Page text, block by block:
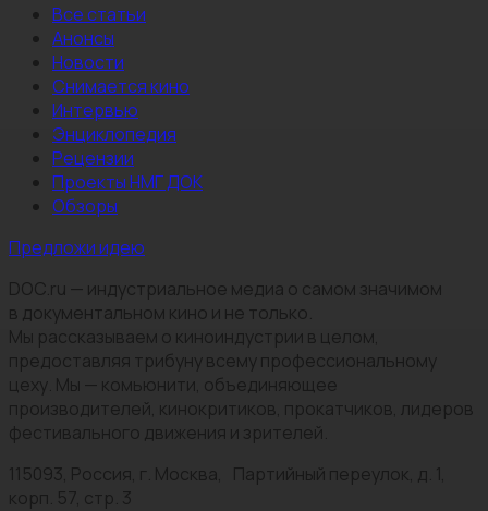
Все статьи
Анонсы
Новости
Снимается кино
Интервью
Энциклопедия
Рецензии
Проекты НМГ ДОК
Обзоры
Предложи идею
DOC.ru — индустриальное медиа о самом значимом
в документальном кино и не только.
Мы рассказываем о киноиндустрии в целом,
предоставляя трибуну всему профессиональному
цеху. Мы — комьюнити, объединяющее
производителей, кинокритиков, прокатчиков, лидеров
фестивального движения и зрителей.
115093, Россия, г. Москва, Партийный переулок, д. 1,
корп. 57, стр. 3